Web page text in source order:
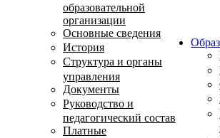
образовательной
организации
Основные сведения
История
Структура и органы
управления
Документы
Руководство и
педагогический состав
Платные